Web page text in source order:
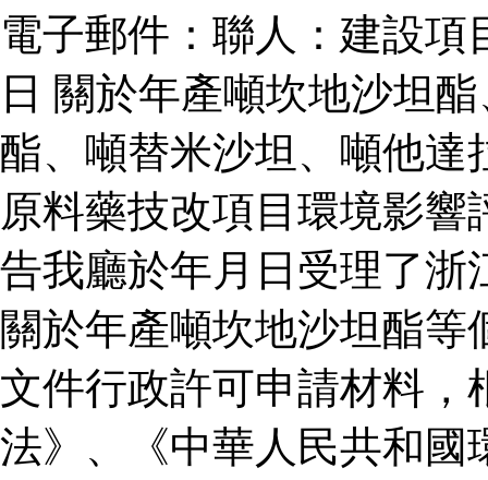
電子郵件：聯人：建設
日 關於年產噸坎地沙坦
酯、噸替米沙坦、噸他達
原料藥技改項目環境影
告我廳於年月日受理了浙
關於年產噸坎地沙坦酯
文件行政許可申請材料，
法》、《中華人民共和國